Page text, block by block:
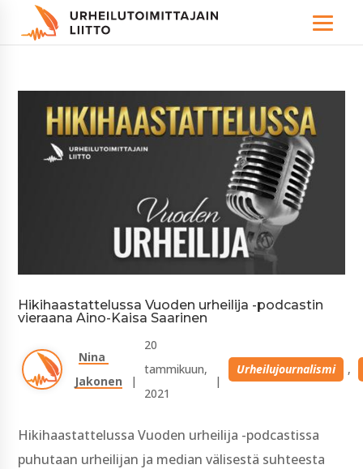
Hikihaastattelussa Vuoden urheilija -podcastin
vieraana Aino-Kaisa Saarinen
Nina
Jakonen
|
20
tammikuun,
2021
|
Urheilujournalismi ,
Hikihaastattelussa Vuoden urheilija -podcastissa
puhutaan urheilijan ja median välisestä suhteesta